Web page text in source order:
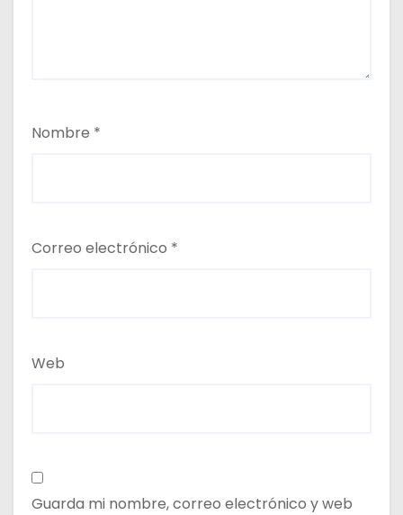
Nombre *
Correo electrónico *
Web
Guarda mi nombre, correo electrónico y web